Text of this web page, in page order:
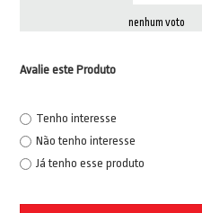
nenhum voto
Avalie este Produto
Tenho interesse
Não tenho interesse
Já tenho esse produto